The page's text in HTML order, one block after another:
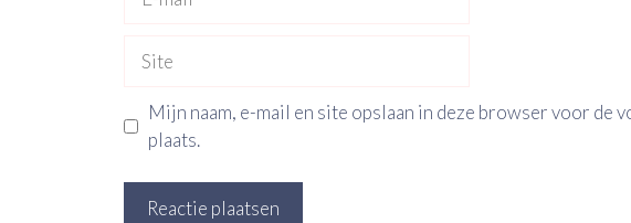
mail
Site
Mijn naam, e-mail en site opslaan in deze browser voor de
plaats.